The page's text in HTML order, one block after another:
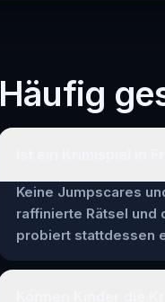
Häufig
Keine Jumpscares
raffinierte Rätsel und
probiert stattdessen